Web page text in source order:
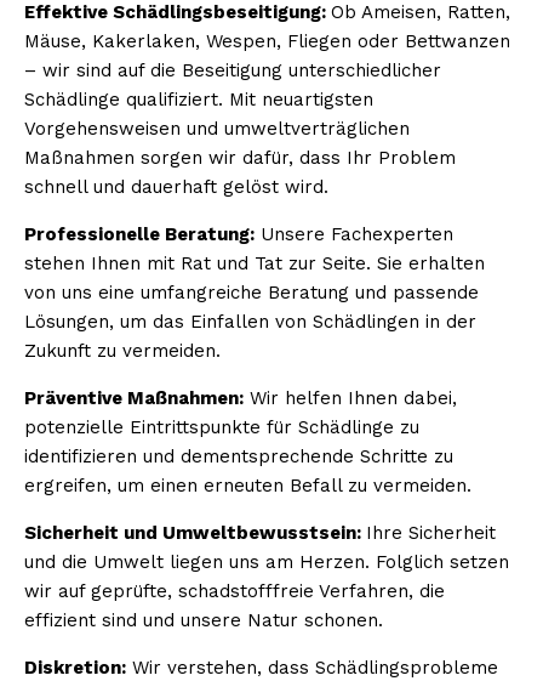
Effektive Schädlingsbeseitigung: Ob Ameisen, Ratten,
Mäuse, Kakerlaken, Wespen, Fliegen oder Bettwanzen
– wir sind auf die Beseitigung unterschiedlicher
Schädlinge qualifiziert. Mit neuartigsten
Vorgehensweisen und umweltverträglichen
Maßnahmen sorgen wir dafür, dass Ihr Problem
schnell und dauerhaft gelöst wird.
Professionelle Beratung: Unsere Fachexperten
stehen Ihnen mit Rat und Tat zur Seite. Sie erhalten
von uns eine umfangreiche Beratung und passende
Lösungen, um das Einfallen von Schädlingen in der
Zukunft zu vermeiden.
Präventive Maßnahmen: Wir helfen Ihnen dabei,
potenzielle Eintrittspunkte für Schädlinge zu
identifizieren und dementsprechende Schritte zu
ergreifen, um einen erneuten Befall zu vermeiden.
Sicherheit und Umweltbewusstsein: Ihre Sicherheit
und die Umwelt liegen uns am Herzen. Folglich setzen
wir auf geprüfte, schadstofffreie Verfahren, die
effizient sind und unsere Natur schonen.
Diskretion: Wir verstehen, dass Schädlingsprobleme